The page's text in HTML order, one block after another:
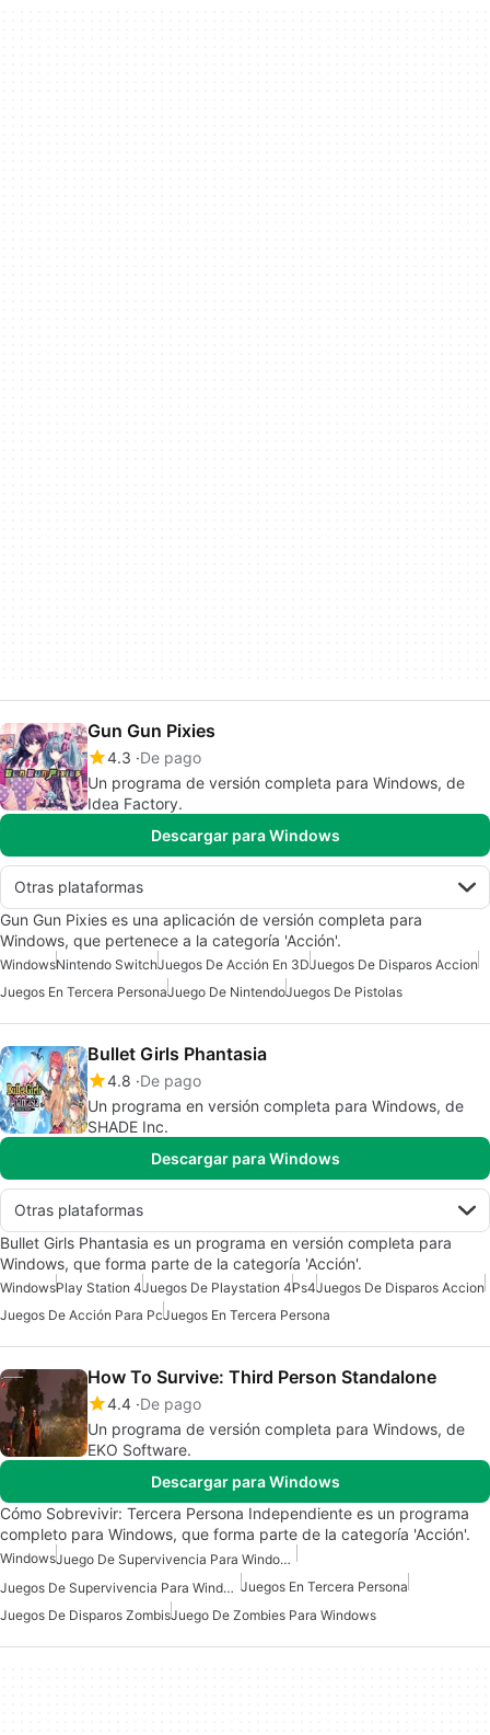
Gun Gun Pixies
4.3 De pago
Un programa de versión completa para Windows, de
Idea Factory.
Descargar para Windows
Otras plataformas
Gun Gun Pixies es una aplicación de versión completa para
Windows, que pertenece a la categoría 'Acción'.
WindowsNintendo SwitchJuegos De Acción En 3DJuegos De Disparos Accion
Juegos En Tercera PersonaJuego De NintendoJuegos De Pistolas
Bullet Girls Phantasia
4.8 De pago
Un programa en versión completa para Windows, de
SHADE Inc.
Descargar para Windows
Otras plataformas
Bullet Girls Phantasia es un programa en versión completa para
Windows, que forma parte de la categoría 'Acción'.
WindowsPlay Station 4Juegos De Playstation 4Ps4Juegos De Disparos Accion
Juegos De Acción Para PcJuegos En Tercera Persona
How To Survive: Third Person Standalone
4.4 De pago
Un programa de versión completa para Windows, de
EKO Software.
Descargar para Windows
Cómo Sobrevivir: Tercera Persona Independiente es un programa
completo para Windows, que forma parte de la categoría 'Acción'.
Windows
Juego De Supervivencia Para Windows
Juegos De Supervivencia Para Windows Juegos En Tercera Persona
Juegos De Disparos ZombisJuego De Zombies Para Windows